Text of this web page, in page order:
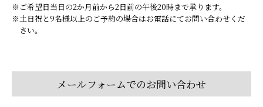
※ご希望日当日の2か月前から2日前の午後20時まで承ります。
※土日祝と9名様以上のご予約の場合はお電話にてお問い合わせくだ
さい。
メールフォームでのお問い合わせ